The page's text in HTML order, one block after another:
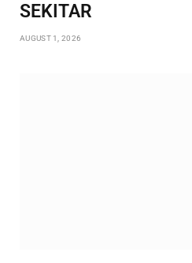
SEKITAR
AUGUST 1, 2026